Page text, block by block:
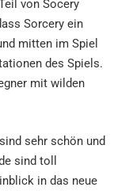
von Socery
Sorcery ein
mitten im Spiel
des Spiels.
mit wilden
sehr schön und
sind toll
in das neue